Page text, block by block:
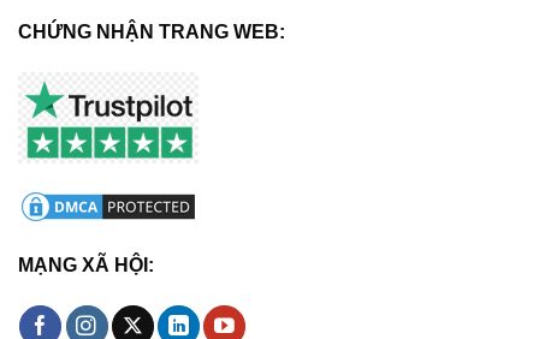
CHỨNG NHẬN TRANG WEB:
MẠNG XÃ HỘI: